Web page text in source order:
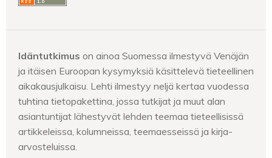
Idäntutkimus on ainoa Suomessa ilmestyvä Venäjän
ja itäisen Euroopan kysymyksiä käsittelevä tieteellinen
aikakausjulkaisu. Lehti ilmestyy neljä kertaa vuodessa
tuhtina tietopakettina, jossa tutkijat ja muut alan
asiantuntijat lähestyvät lehden teemaa tieteellisissä
artikkeleissa, kolumneissa, teemaesseissä ja kirja-
arvosteluissa.